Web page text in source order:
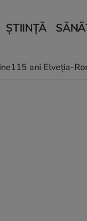
ȘTIINȚĂ
Schimbări climatice
Relații
Rețete
115 ani Elveția-